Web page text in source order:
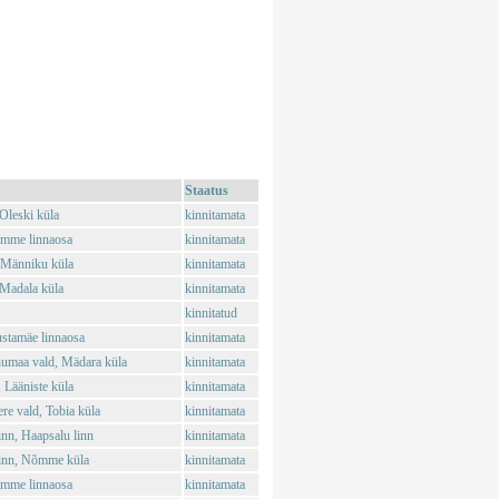
Staatus
küla
kinnitamata
linnaosa
kinnitamata
küla
kinnitamata
küla
kinnitamata
kinnitatud
linnaosa
kinnitamata
vald, Mädara küla
kinnitamata
küla
kinnitamata
vald, Tobia küla
kinnitamata
Haapsalu linn
kinnitamata
Nõmme küla
kinnitamata
linnaosa
kinnitamata